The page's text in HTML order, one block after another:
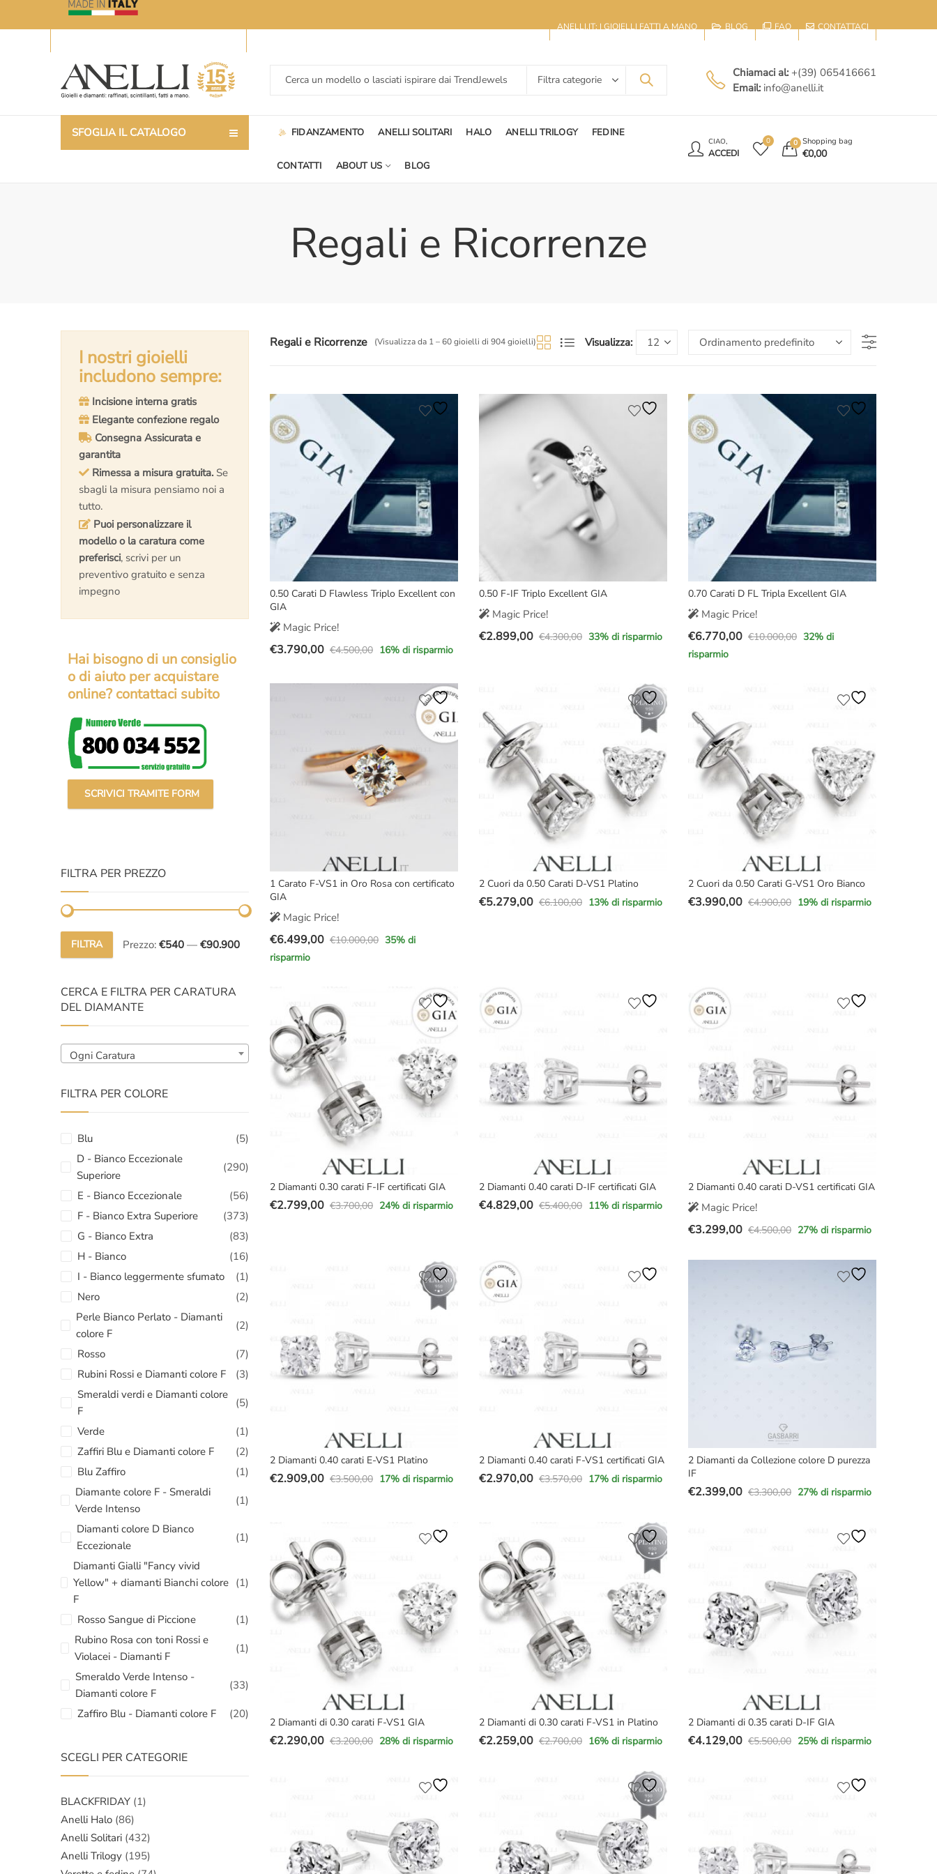
ANELLI.IT: I GIOIELLI FATTI A MANO BLOG FAQ CONTATTACI
Chiamaci al: +(39) 065416661
Email: info@anelli.it
SFOGLIA IL CATALOGO FIDANZAMENTO ANELLI SOLITARI HALO ANELLI TRILOGY FEDINE
CONTATTI ABOUT US BLOG
CIAO,
ACCEDI
0 0 Shopping bag
€0,00
Regali e Ricorrenze
Regali e Ricorrenze (Visualizza da 1 – 60 gioielli di 904 gioielli) Visualizza:
0.50 Carati D Flawless Triplo Excellent con
GIA
Magic Price!
€4.500,00
Il
€3.790,00
Il
16% di risparmio
0.50 F-IF Triplo Excellent GIA
Magic Price!
€4.300,00
Il
€4.300,00.
€2.899,00
Il
€2.899,00.
33% di risparmio
0.70 Carati D FL Tripla Excellent GIA
Magic Price!
€10.000,00
Il
prezzo
€10.000,00.
€6.770,00
Il
prezzo
€6.770,00.
32% di
risparmio
1 Carato F-VS1 in Oro Rosa con certificato
GIA
Magic Price!
€10.000,00
Il
prezzo
€10.000,00.
€6.499,00
Il
prezzo
€6.499,00.
35% di
risparmio
2 Cuori da 0.50 Carati D-VS1 Platino
€6.100,00
Il
€5.279,00
Il
13% di risparmio
2 Cuori da 0.50 Carati G-VS1 Oro Bianco
€4.900,00
Il
€3.990,00
Il
19% di risparmio
2 Diamanti 0.30 carati F-IF certificati GIA
€3.700,00
Il
€2.799,00
Il
24% di risparmio
2 Diamanti 0.40 carati D-IF certificati GIA
€5.400,00
Il
era:
€5.400,00.
€4.829,00
Il
è:
€4.829,00.
11% di risparmio
2 Diamanti 0.40 carati D-VS1 certificati GIA
Magic Price!
€4.500,00
Il
€3.299,00
Il
27% di risparmio
2 Diamanti 0.40 carati E-VS1 Platino
€3.500,00
Il
€3.500,00.
€2.909,00
Il
€2.909,00.
17% di risparmio
2 Diamanti 0.40 carati F-VS1 certificati GIA
€3.570,00
Il
€3.570,00.
€2.970,00
Il
€2.970,00.
17% di risparmio
2 Diamanti da Collezione colore D purezza
IF
€3.300,00
Il
€2.399,00
Il
27% di risparmio
2 Diamanti di 0.30 carati F-VS1 GIA
€3.200,00
Il
€2.290,00
Il
28% di risparmio
2 Diamanti di 0.30 carati F-VS1 in Platino
€2.700,00
Il
€2.259,00
Il
16% di risparmio
2 Diamanti di 0.35 carati D-IF GIA
€5.500,00
Il
€4.129,00
Il
25% di risparmio
I nostri gioielli
includono sempre:
Incisione interna gratis
Elegante confezione regalo
Consegna Assicurata e
garantita
Rimessa a misura gratuita. Se
sbagli la misura pensiamo noi a
tutto.
Puoi personalizzare il
modello o la caratura come
preferisci, scrivi per un
preventivo gratuito e senza
impegno
Hai bisogno di un consiglio
o di aiuto per acquistare
online? contattaci subito
SCRIVICI TRAMITE FORM
FILTRA PER PREZZO
Prezzo
Prezzo
FILTRA Prezzo: €540— €90.900
CERCA E FILTRA PER CARATURA
DEL DIAMANTE
Ogni Caratura
FILTRA PER COLORE
Blu
(5)
D - Bianco Eccezionale
Superiore
(290)
E - Bianco Eccezionale
(56)
F - Bianco Extra Superiore
(373)
G - Bianco Extra
(83)
H - Bianco
(16)
I - Bianco leggermente sfumato
(1)
Nero
(2)
Perle Bianco Perlato - Diamanti
colore F
(2)
Rosso
(7)
Rubini Rossi e Diamanti colore F
(3)
Smeraldi verdi e Diamanti colore
F
(5)
Verde
(1)
Zaffiri Blu e Diamanti colore F
(2)
Blu Zaffiro
(1)
Diamante colore F - Smeraldi
Verde Intenso
(1)
Diamanti colore D Bianco
Eccezionale
(1)
Diamanti Gialli "Fancy vivid
Yellow" + diamanti Bianchi colore
F
(1)
Rosso Sangue di Piccione
(1)
Rubino Rosa con toni Rossi e
Violacei - Diamanti F
(1)
Smeraldo Verde Intenso -
Diamanti colore F
(33)
Zaffiro Blu - Diamanti colore F (20)
SCEGLI PER CATEGORIE
BLACKFRIDAY (1)
Anelli Halo (86)
Anelli Solitari (432)
Anelli Trilogy (195)